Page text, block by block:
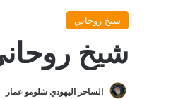
شيخ روحاني
شيخ
الساحر اليهودي شلومو عمار